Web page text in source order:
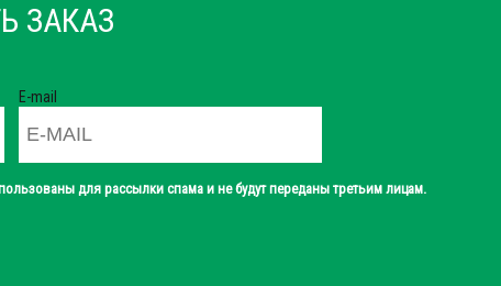
ЗАКАЗ
E-mail
для рассылки спама и не будут переданы третьим лицам.